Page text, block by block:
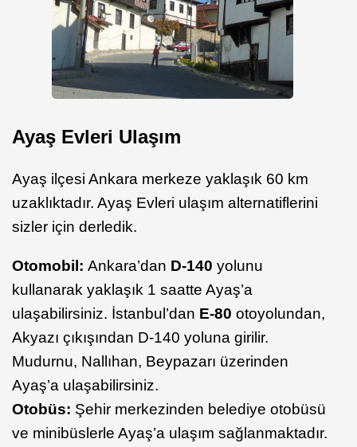
Ayaş Evleri Ulaşım
Ayaş ilçesi Ankara merkeze yaklaşık 60 km
uzaklıktadır. Ayaş Evleri ulaşım alternatiflerini
sizler için derledik.
Otomobil: Ankara’dan D-140 yolunu
kullanarak yaklaşık 1 saatte Ayaş’a
ulaşabilirsiniz. İstanbul’dan E-80 otoyolundan,
Akyazı çıkışından D-140 yoluna girilir.
Mudurnu, Nallıhan, Beypazarı üzerinden
Ayaş’a ulaşabilirsiniz.
Otobüs: Şehir merkezinden belediye otobüsü
ve minibüslerle Ayaş’a ulaşım sağlanmaktadır.